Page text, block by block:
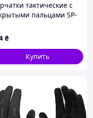
тактические с
пальцами SP-
в ассортименте
₴
Купить